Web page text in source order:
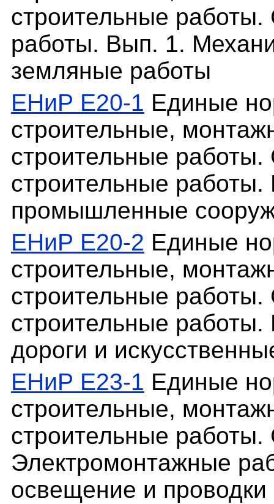
строительные
работы. Вып. 1.
земляные работы
ЕНиР Е20-1 Единые
строительные,
строительные
строительные
промышленные
ЕНиР Е20-2 Единые
строительные,
строительные
строительные
дороги и
ЕНиР Е23-1 Единые
строительные,
строительные
Электромонтажные
освещение и проводки